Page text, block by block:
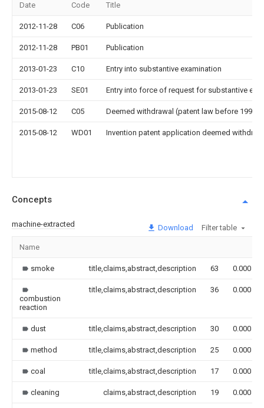
Date Code Title
2012-11-28 C06 Publication
2012-11-28 PB01 Publication
2013-01-23 C10 Entry into substantive examination
2013-01-23 SE01 Entry into force of request for substantive
2015-08-12 C05 Deemed withdrawal (patent law before 1993)
2015-08-12 WD01 Invention patent application deemed
Concepts
machine-extracted Download Filter table
Name
smoke title,claims,abstract,description 63 0.000
combustion
reaction
title,claims,abstract,description 36 0.000
dust title,claims,abstract,description 30 0.000
method title,claims,abstract,description 25 0.000
coal title,claims,abstract,description 17 0.000
cleaning claims,abstract,description 19 0.000